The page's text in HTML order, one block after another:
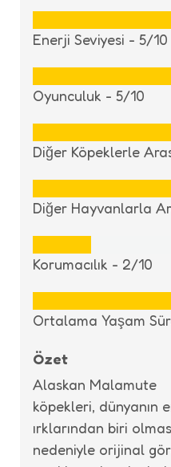
Enerji Seviyesi - 5/10
Oyunculuk - 5/10
Diğer Köpeklerle
Diğer Hayvanlarla
Korumacılık - 2/10
Ortalama Yaşam
Özet
Alaskan Malamute
köpekleri, dünyanın
ırklarından biri
nedeniyle orijinal